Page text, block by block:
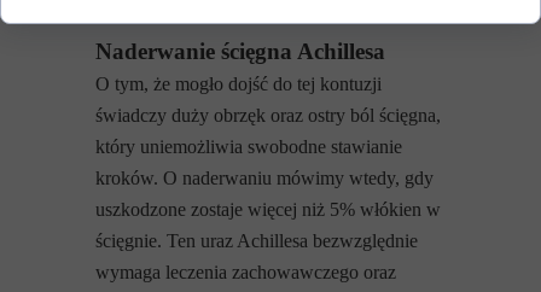
Naderwanie ścięgna Achillesa
O tym, że mogło dojść do tej kontuzji
świadczy duży obrzęk oraz ostry ból ścięgna,
który uniemożliwia swobodne stawianie
kroków. O naderwaniu mówimy wtedy, gdy
uszkodzone zostaje więcej niż 5% włókien w
ścięgnie. Ten uraz Achillesa bezwzględnie
wymaga leczenia zachowawczego oraz